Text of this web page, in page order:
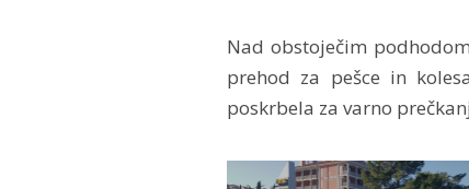
Nad obstoječim
prehod za pešce in
poskrbela za varno